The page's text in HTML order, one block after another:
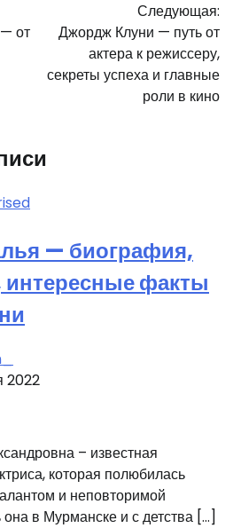
от
Следующая:
Джордж Клуни — путь от
актера к режиссеру,
секреты успеха и главные
роли в кино
— биография,
интересные факты
2022
– известная
которая полюбилась
и неповторимой
в Мурманске и с детства […]